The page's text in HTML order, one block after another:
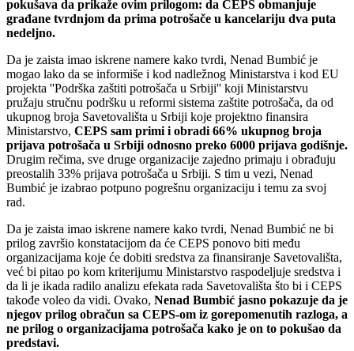
pokušava da prikaže ovim prilogom: da CEPS obmanjuje
građane tvrdnjom da prima potrošače u kancelariju dva puta
nedeljno.
Da je zaista imao iskrene namere kako tvrdi, Nenad Bumbić je
mogao lako da se informiše i kod nadležnog Ministarstva i kod EU
projekta ''Podrška zaštiti potrošača u Srbiji'' koji Ministarstvu
pružaju stručnu podršku u reformi sistema zaštite potrošača, da od
ukupnog broja Savetovališta u Srbiji koje projektno finansira
Ministarstvo, CEPS sam primi i obradi 66% ukupnog broja
prijava potrošača u Srbiji odnosno preko 6000 prijava godišnje.
Drugim rečima, sve druge organizacije zajedno primaju i obrađuju
preostalih 33% prijava potrošača u Srbiji. S tim u vezi, Nenad
Bumbić je izabrao potpuno pogrešnu organizaciju i temu za svoj
rad.
Da je zaista imao iskrene namere kako tvrdi, Nenad Bumbić ne bi
prilog završio konstatacijom da će CEPS ponovo biti među
organizacijama koje će dobiti sredstva za finansiranje Savetovališta,
već bi pitao po kom kriterijumu Ministarstvo raspodeljuje sredstva i
da li je ikada radilo analizu efekata rada Savetovališta što bi i CEPS
takođe voleo da vidi. Ovako, Nenad Bumbić jasno pokazuje da je
njegov prilog obračun sa CEPS-om iz gorepomenutih razloga, a
ne prilog o organizacijama potrošača kako je on to pokušao da
predstavi.